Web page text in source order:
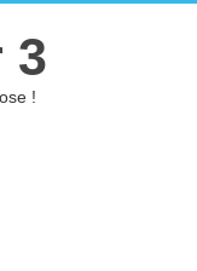
3
!